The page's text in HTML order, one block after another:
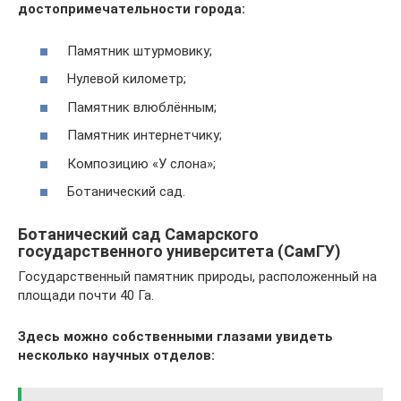
достопримечательности города:
Памятник штурмовику;
Нулевой километр;
Памятник влюблённым;
Памятник интернетчику;
Композицию «У слона»;
Ботанический сад.
Ботанический сад Самарского
государственного университета (СамГУ)
Государственный памятник природы, расположенный на
площади почти 40 Га.
Здесь можно собственными глазами увидеть
несколько научных отделов: